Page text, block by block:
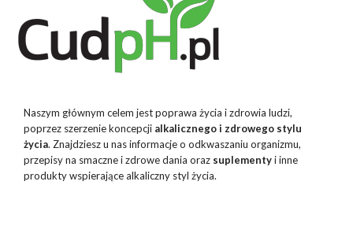
Naszym głównym celem jest poprawa życia i zdrowia ludzi,
poprzez szerzenie koncepcji alkalicznego i zdrowego stylu
życia. Znajdziesz u nas informacje o odkwaszaniu organizmu,
przepisy na smaczne i zdrowe dania oraz suplementyi inne
produkty wspierające alkaliczny styl życia.